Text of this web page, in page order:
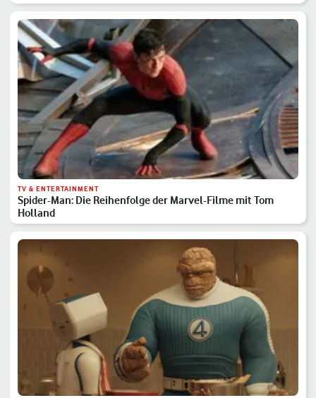
TV & ENTERTAINMENT
Spider-Man: Die Reihenfolge der Marvel-Filme mit Tom
Holland